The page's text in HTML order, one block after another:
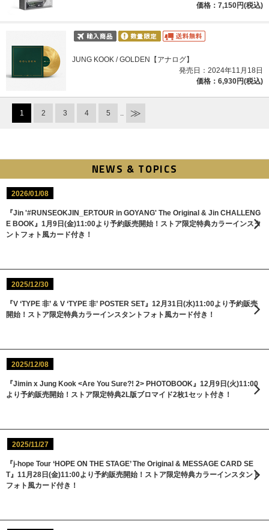
価格：7,150円(税込)
JUNG KOOK / GOLDEN【アナログ】
発売日：2024年11月18日
価格：6,930円(税込)
1 2 3 4 5 ..
NEWS & TOPICS
2026/01/08
『Jin '#RUNSEOKJIN_EP.TOUR in GOYANG' The Original & Jin CHALLENG
E BOOK』1月9日(金)11:00より予約販売開始！ストア限定特典カラーインスタ
ントフォト風カード付き！
2025/12/30
『V ‘TYPE 非’ & V ‘TYPE 非’ POSTER SET』12月31日(水)11:00より予約販売
開始！ストア限定特典カラーインスタントフォト風カード付き！
2025/12/08
『Jimin x Jung Kook <Are You Sure?! 2> PHOTOBOOK』12月9日(火)11:00
より予約販売開始！ストア限定特典2L版ブロマイド2枚1セット付き！
2025/11/27
『j-hope Tour ‘HOPE ON THE STAGE’ The Original & MESSAGE CARD SE
T』11月28日(金)11:00より予約販売開始！ストア限定特典カラーインスタント
フォト風カード付き！